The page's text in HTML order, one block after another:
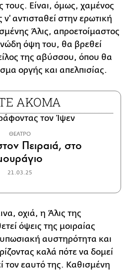
τους. Είναι, όμως, χαμένος
αντισταθεί στην ερωτική
Άλις, απροετοίμαστος
όψη του, θα βρεθεί
της αβύσσου, όπου θα
οργής και απελπισίας.
ΑΚΟΜΑ
ΘΕΑΤΡΟ
Πειραιά, στο
21.03.25
οχιά, η Άλις της
όψεις της μοιραίας
αυστηρότητα και
καλά πότε να δομεί
τον εαυτό της. Καθισμένη